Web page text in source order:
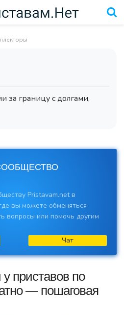
за границу с долгами,
Pristavam.net в
вы можете обменяться
вопросы или помочь другим
Чат
у приставов по
— пошаговая